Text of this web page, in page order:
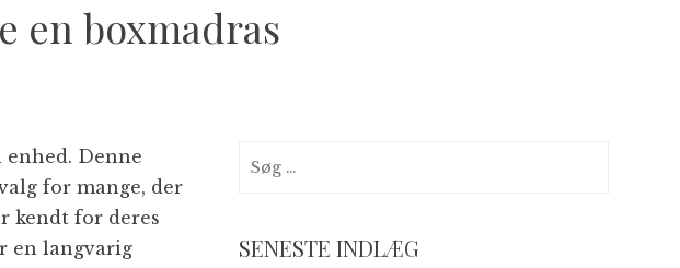
en boxmadras
enhed. Denne
for mange, der
kendt for deres
en langvarig
efter:
SENESTE INDLÆG